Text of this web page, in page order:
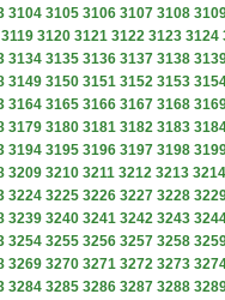
3104 3105 3106 3107 3108
3119 3120 3121 3122 3123 3124
3134 3135 3136 3137 3138
3149 3150 3151 3152 3153
3164 3165 3166 3167 3168
3179 3180 3181 3182 3183
3194 3195 3196 3197 3198
3209 3210 3211 3212 3213 3214
3224 3225 3226 3227 3228
3239 3240 3241 3242 3243
3254 3255 3256 3257 3258
3269 3270 3271 3272 3273
3284 3285 3286 3287 3288